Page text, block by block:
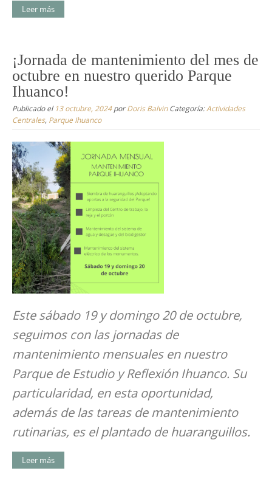
Leer más
¡Jornada de mantenimiento del mes de
octubre en nuestro querido Parque
Ihuanco!
Publicado el 13 octubre, 2024porDoris BalvinCategoría: Actividades
Centrales, Parque Ihuanco
Este sábado 19 y domingo 20 de octubre,
seguimos con las jornadas de
mantenimiento mensuales en nuestro
Parque de Estudio y Reflexión Ihuanco. Su
particularidad, en esta oportunidad,
además de las tareas de mantenimiento
rutinarias, es el plantado de huaranguillos.
Leer más